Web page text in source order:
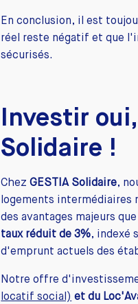
En conclusion, il est
réel reste négatif et que
sécurisés.
Investir
Solidaire !
ChezGESTIA Solidaire,
logements intermédiaires
des avantages majeurs
taux réduit de 3%, indexé
d'emprunt actuels des
Notre offre
locatif social) et du